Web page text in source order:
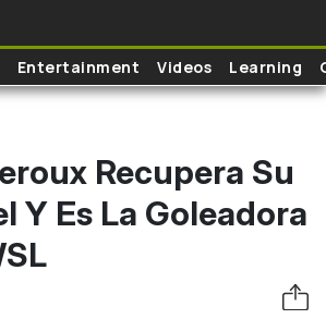
Entertainment Videos Learning
Recupera Su
Y Es La Goleadora